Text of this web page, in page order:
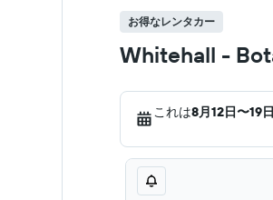
お得なレンタカー
Whitehall -
これは8月12日​〜19日